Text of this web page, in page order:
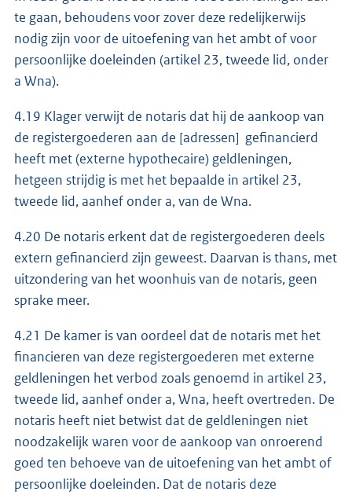
te gaan, behoudens voor zover deze redelijkerwijs
nodig zijn voor de uitoefening van het ambt of voor
persoonlijke doeleinden (artikel 23, tweede lid, onder
a Wna).
4.19 Klager verwijt de notaris dat hij de aankoop van
de registergoederen aan de [adressen] gefinancierd
heeft met (externe hypothecaire) geldleningen,
hetgeen strijdig is met het bepaalde in artikel 23,
tweede lid, aanhef onder a, van de Wna.
4.20 De notaris erkent dat de registergoederen deels
extern gefinancierd zijn geweest. Daarvan is thans, met
uitzondering van het woonhuis van de notaris, geen
sprake meer.
4.21 De kamer is van oordeel dat de notaris met het
financieren van deze registergoederen met externe
geldleningen het verbod zoals genoemd in artikel 23,
tweede lid, aanhef onder a, Wna, heeft overtreden. De
notaris heeft niet betwist dat de geldleningen niet
noodzakelijk waren voor de aankoop van onroerend
goed ten behoeve van de uitoefening van het ambt of
persoonlijke doeleinden. Dat de notaris deze